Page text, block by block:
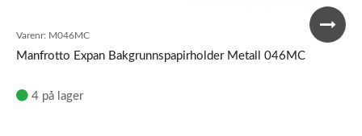
Varenr: M046MC
Manfrotto Expan Bakgrunnspapirholder Metall 046MC
4 på lager